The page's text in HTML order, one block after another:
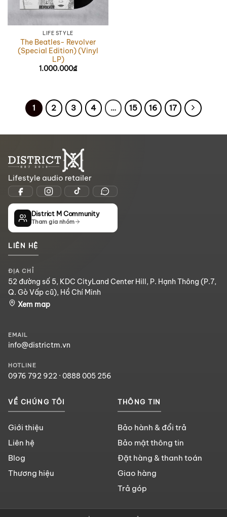
LIFE STYLE
The Beatles- Revolver
(Special Edition) (Vinyl
LP)
1.000.000₫
1 2 3 4 … 15 16 17
Lifestyle audio retailer
District M Community
Tham gia nhóm
LIÊN HỆ
ĐỊA CHỈ
52 đường số 5, KDC CityLand Center Hill, P. Hạnh Thông (P.7,
Q. Gò Vấp cũ), Hồ Chí Minh
Xem map
EMAIL
info@districtm.vn
HOTLINE
0976 792 922 · 0888 005 256
VỀ CHÚNG TÔI
Giới thiệu
Liên hệ
Blog
Thương hiệu
THÔNG TIN
Bảo hành & đổi trả
Bảo mật thông tin
Đặt hàng & thanh toán
Giao hàng
Trả góp